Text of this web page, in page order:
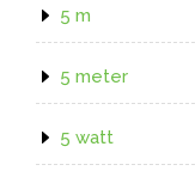
5 m
5 meter
5 watt